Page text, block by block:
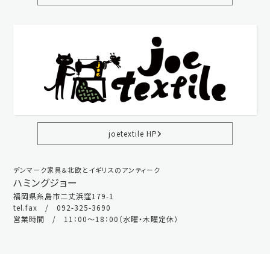
joetextile HP
デンマーク家具＆北欧とイギリスのアンティーク
ハミングジョー
福岡県糸島市二丈浜窪179-1
tel.fax / 092-325-3690
営業時間 / 11：00～18：00（水曜・木曜定休）